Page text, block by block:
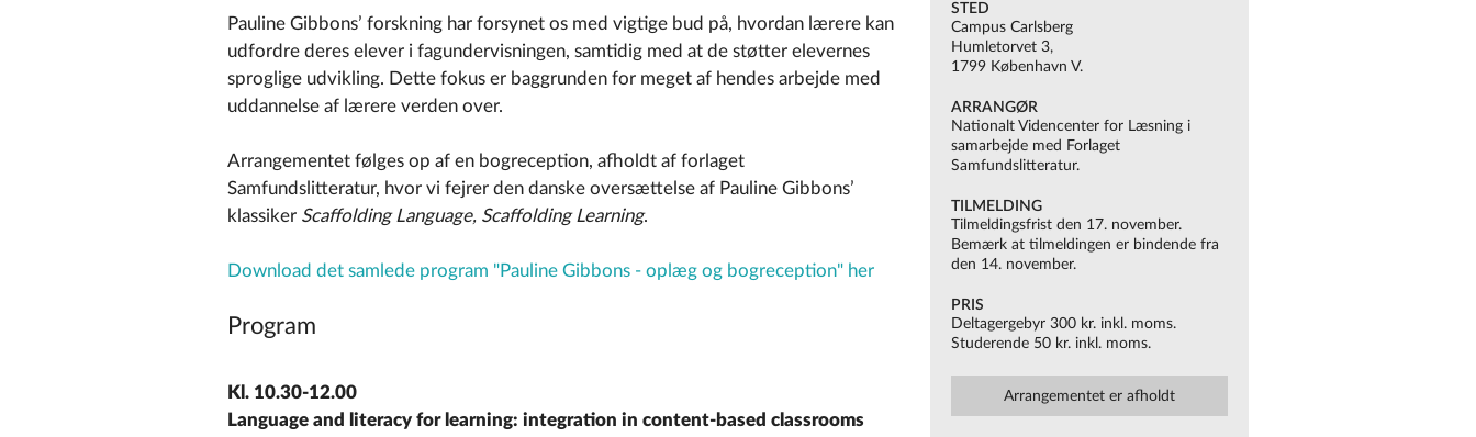
Pauline Gibbons’ forskning har forsynet os med vigtige bud på, hvordan lærere kan
udfordre deres elever i fagundervisningen, samtidig med at de støtter elevernes
sproglige udvikling. Dette fokus er baggrunden for meget af hendes arbejde med
uddannelse af lærere verden over.
Arrangementet følges op af en bogreception, afholdt af forlaget
Samfundslitteratur, hvor vi fejrer den danske oversættelse af Pauline Gibbons’
klassiker Scaffolding Language, Scaffolding Learning.
Download det samlede program "Pauline Gibbons - oplæg og bogreception" her
Program
Kl. 10.30-12.00
Language and literacy for learning: integration in content-based classrooms
STED
Campus Carlsberg
Humletorvet 3,
1799 København V.
ARRANGØR
Nationalt Videncenter for Læsning i
samarbejde med Forlaget
Samfundslitteratur.
TILMELDING
Tilmeldingsfrist den 17. november.
Bemærk at tilmeldingen er bindende fra
den 14. november.
PRIS
Deltagergebyr 300 kr. inkl. moms.
Studerende 50 kr. inkl. moms.
Arrangementet er afholdt